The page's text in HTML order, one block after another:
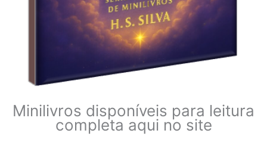
Minilivros disponíveis para leitura
completa aqui no site